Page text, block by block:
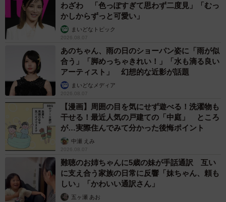
わざわ 「色っぽすぎて思わず二度見」「むっ
かしからずっと可愛い」
まいどなトピック
2026.08.07
あのちゃん、雨の日のショーパン姿に「雨が似
合う」「脚めっちゃきれい！」「水も滴る良い
アーティスト」 幻想的な近影が話題
まいどなメディア
2026.08.07
【漫画】周囲の目を気にせず遊べる！洗濯物も
干せる！最近人気の戸建ての「中庭」 ところ
が…実際住んでみて分かった後悔ポイント
中瀬 えみ
2026.08.07
難聴のお姉ちゃんに5歳の妹が手話通訳 互い
に支え合う家族の日常に反響「妹ちゃん、頼も
しい」「かわいい通訳さん」
五ヶ瀬 あお